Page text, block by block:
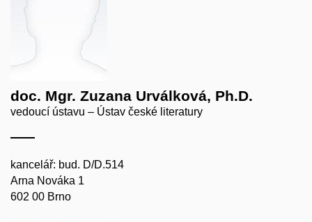
doc. Mgr. Zuzana Urválková, Ph.D.
vedoucí ústavu – Ústav české literatury
kancelář: bud. D/D.514
Arna Nováka 1
602 00 Brno